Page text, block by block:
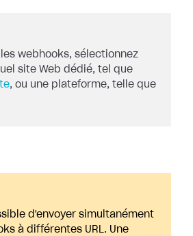
webhooks, sélectionnez
site Web dédié, tel que
, ou une plateforme, telle que
d'envoyer simultanément
à différentes URL. Une